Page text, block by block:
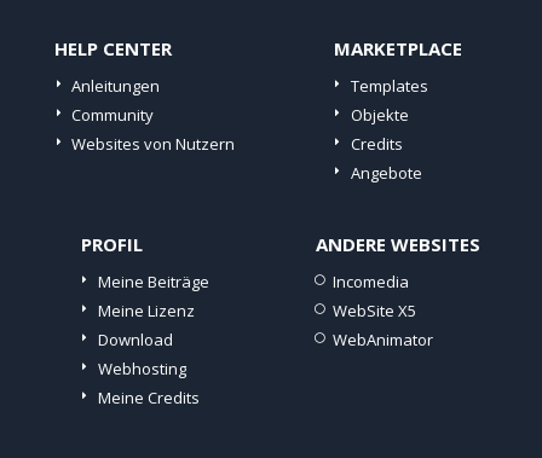
HELP CENTER
Anleitungen
Community
Websites von Nutzern
MARKETPLACE
Templates
Objekte
Credits
Angebote
PROFIL
Meine Beiträge
Meine Lizenz
Download
Webhosting
Meine Credits
ANDERE WEBSITES
Incomedia
WebSite X5
WebAnimator